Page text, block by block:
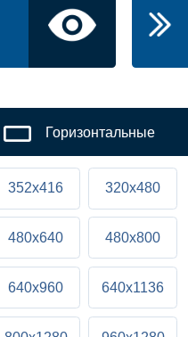
Горизонтальные
352x416 320x480
480x640 480x800
640x960 640x1136